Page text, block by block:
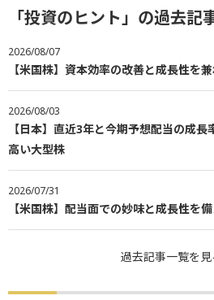
「投資のヒント」の過去記
2026/08/07
【米国株】資本効率の改善と成長性を
2026/08/03
【日本】直近3年と今期予想配当の成
高い大型株
2026/07/31
【米国株】配当面での妙味と成長性を
過去記事一覧を見